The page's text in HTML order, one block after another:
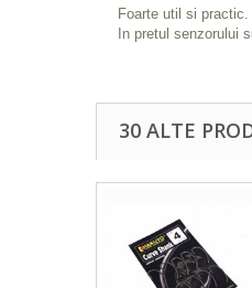
Foarte util si practic.
In pretul senzorului
30 ALTE